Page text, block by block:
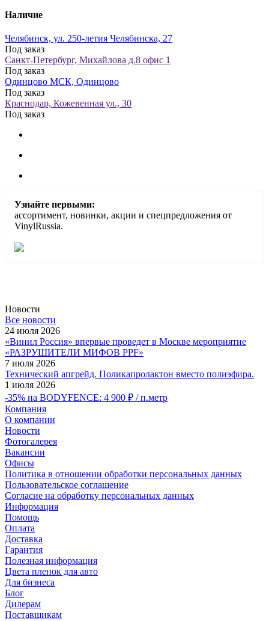
Наличие
Челябинск, ул. 250-летия Челябинска, 27
Под заказ
Санкт-Петербург, Михайлова д.8 офис 1
Под заказ
Одинцово МСК, Одинцово
Под заказ
Краснодар, Кожевенная ул., 30
Под заказ
Узнайте первыми:
ассортимент, новинки, акции и спецпредложения от
VinylRussia.
Новости
Все новости
24 июля 2026
«Винил Россия» впервые проведет в Москве мероприятие
«РАЗРУШИТЕЛИ МИФОВ PPF»
7 июля 2026
Технический апгрейд. Поликапролактон вместо полиэфира.
1 июля 2026
-35% на BODYFENCE: 4 900 ₽ / п.метр
Компания
О компании
Новости
Фотогалерея
Вакансии
Офисы
Политика в отношении обработки персональных данных
Пользовательское соглашение
Согласие на обработку персональных данных
Информация
Помощь
Оплата
Доставка
Гарантия
Полезная информация
Цвета пленок для авто
Для бизнеса
Блог
Дилерам
Поставщикам